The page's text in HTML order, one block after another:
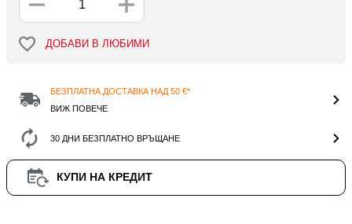
ДОБАВИ В ЛЮБИМИ
БЕЗПЛАТНА ДОСТАВКА НАД 50 €*
ВИЖ ПОВЕЧЕ
30 ДНИ БЕЗПЛАТНО ВРЪЩАНЕ
КУПИ НА КРЕДИТ